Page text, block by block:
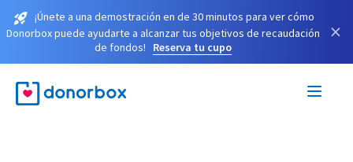
¡Únete a una demostración en de 30 minutos para ver cómo
Donorbox puede ayudarte a alcanzar tus objetivos de recaudación
de fondos!
Reserva tu cupo
×